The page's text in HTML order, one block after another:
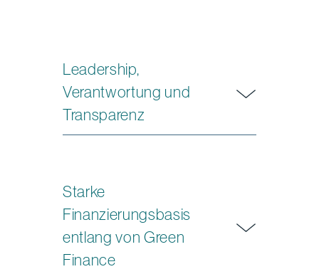
Leadership,
Verantwortung und
Transparenz
Starke
Finanzierungsbasis
entlang von Green
Finance